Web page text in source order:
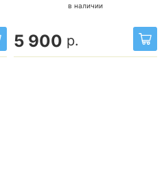
в наличии
5 900 р.